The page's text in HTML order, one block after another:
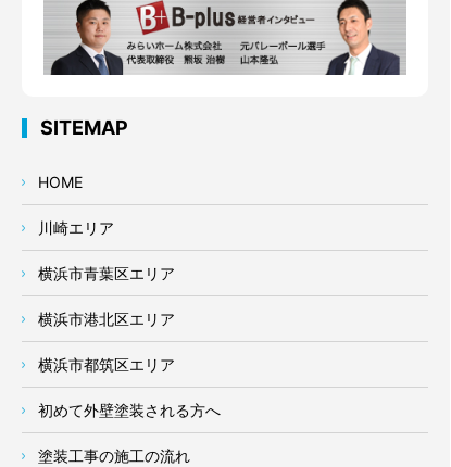
SITEMAP
HOME
川崎エリア
横浜市青葉区エリア
横浜市港北区エリア
横浜市都筑区エリア
初めて外壁塗装される方へ
塗装工事の施工の流れ